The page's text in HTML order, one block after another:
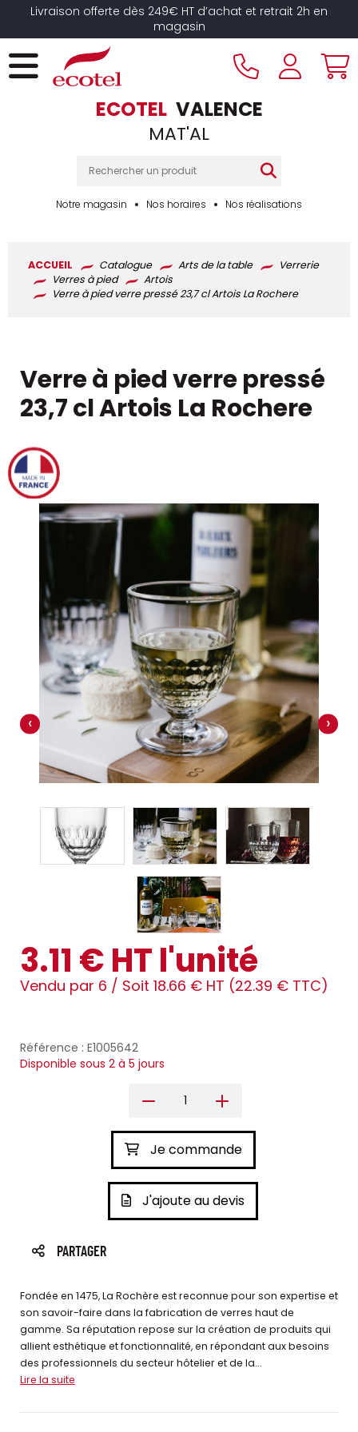
Livraison offerte dès 249€ HT d’achat et retrait 2h en
magasin
ECOTEL VALENCE
MAT'AL
Notre magasin Nos horaires Nos réalisations
ACCUEIL Catalogue Arts de la table
Verrerie
Verres à pied
Artois
Verre à pied verre pressé 23,7 cl Artois La Rochere
Verre à pied verre pressé
23,7 cl Artois La Rochere
‹ ›
3.11 € HT l'unité
Vendu par 6 / Soit 18.66 € HT (22.39 € TTC)
Référence : E1005642
Disponible sous 2 à 5 jours
Je commande
J'ajoute au devis
PARTAGER
Fondée en 1475, La Rochère est reconnue pour son expertise et
son savoir-faire dans la fabrication de verres haut de
gamme. Sa réputation repose sur la création de produits qui
allient esthétique et fonctionnalité, en répondant aux besoins
des professionnels du secteur hôtelier et de la...
Lire la suite
Panneau de gestion des cookies